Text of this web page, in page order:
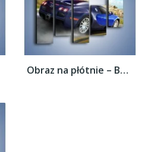
Obraz na płótnie – Bugatti Veyron –...